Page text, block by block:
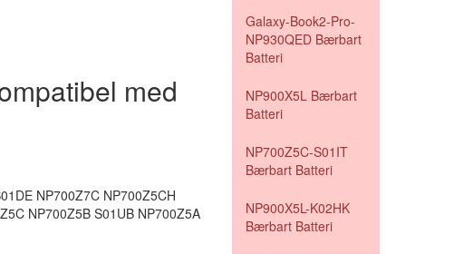
med
NP700Z7C NP700Z5CH
NP700Z5B S01UB NP700Z5A
Galaxy-Book2-Pro-
NP930QED Bærbart
Batteri
NP900X5L Bærbart
Batteri
NP700Z5C-S01IT
Bærbart Batteri
NP900X5L-K02HK
Bærbart Batteri